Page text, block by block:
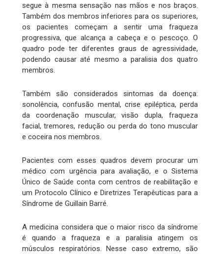
segue à mesma sensação nas mãos e nos braços.
Também dos membros inferiores para os superiores,
os pacientes começam a sentir uma fraqueza
progressiva, que alcança a cabeça e o pescoço. O
quadro pode ter diferentes graus de agressividade,
podendo causar até mesmo a paralisia dos quatro
membros.
Também são considerados sintomas da doença:
sonolência, confusão mental, crise epiléptica, perda
da coordenação muscular, visão dupla, fraqueza
facial, tremores, redução ou perda do tono muscular
e coceira nos membros.
Pacientes com esses quadros devem procurar um
médico com urgência para avaliação, e o Sistema
Único de Saúde conta com centros de reabilitação e
um Protocolo Clínico e Diretrizes Terapêuticas para a
Síndrome de Guillain Barré.
A medicina considera que o maior risco da síndrome
é quando a fraqueza e a paralisia atingem os
músculos respiratórios. Nesse caso extremo, são